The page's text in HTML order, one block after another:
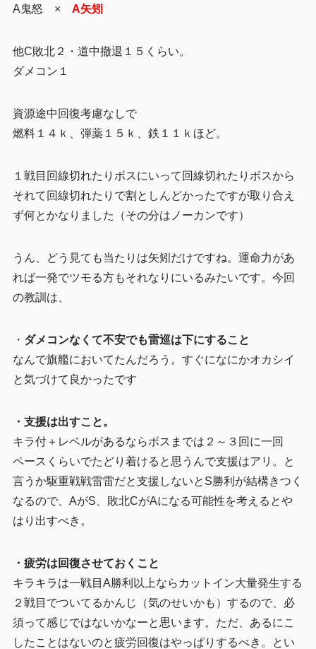
A鬼怒 × A矢矧
他C敗北２・道中撤退１５くらい。
ダメコン１
資源途中回復考慮なしで
燃料１４ｋ、弾薬１５ｋ、鉄１１ｋほど。
１戦目回線切れたりボスにいって回線切れたりボスから
それて回線切れたりで割としんどかったですが取り合え
ず何とかなりました（その分はノーカンです）
うん、どう見ても当たりは矢矧だけですね。運命力があ
れば一発でツモる方もそれなりにいるみたいです。今回
の教訓は、
・ ダメコンなくて不安でも雷巡は下にすること
なんで旗艦においてたんだろう。すぐになにかオカシイ
と気づけて良かったです
・支援は出すこと。
キラ付＋レベルがあるならボスまでは２～３回に一回
ペースくらいでたどり着けると思うんで支援はアリ。と
言うか駆重戦戦雷雷だと支援しないとS勝利が結構きつく
なるので、AがS、敗北CがAになる可能性を考えるとや
はり出すべき。
・疲労は回復させておくこと
キラキラは一戦目A勝利以上ならカットイン大量発生する
２戦目でついてるかんじ（気のせいかも）するので、必
須って感じではないかなーと思います。ただ、あるにこ
したことはないのと疲労回復はやっぱりするべき。とい